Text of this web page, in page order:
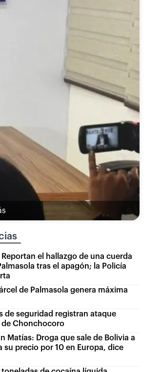
Reportan el hallazgo de una cuerda
tras el apagón; la Policía
de Palmasola genera máxima
de seguridad registran ataque
Chonchocoro
Matías: Droga que sale de Bolivia a
su precio por 10 en Europa, dice